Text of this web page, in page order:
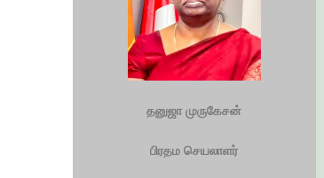
தனுஜா முருகேசன்
பிரதம செயலாளர்